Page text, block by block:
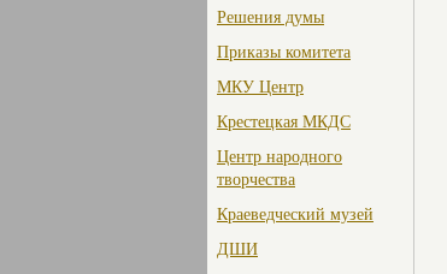
Решения думы
Приказы комитета
МКУ Центр
Крестецкая МКДС
Центр народного
творчества
Краеведческий музей
ДШИ